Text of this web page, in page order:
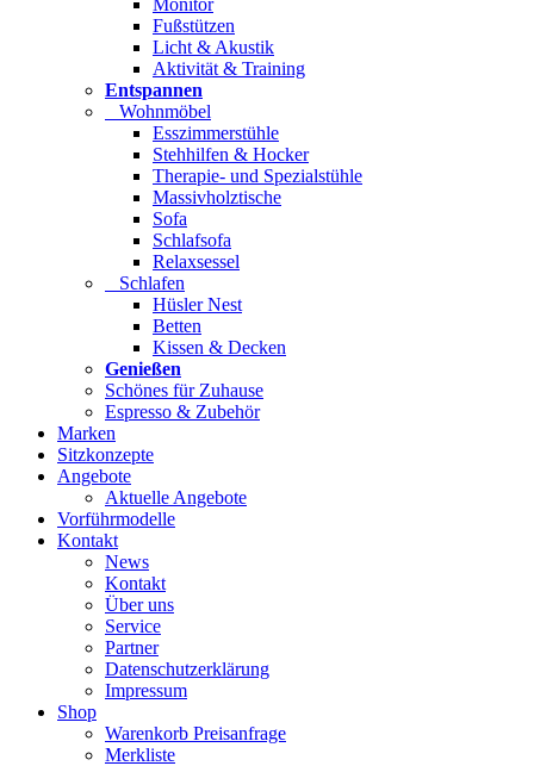
Monitor
Fußstützen
Licht & Akustik
Aktivität & Training
Entspannen
Wohnmöbel
Esszimmerstühle
Stehhilfen & Hocker
Therapie- und Spezialstühle
Massivholztische
Sofa
Schlafsofa
Relaxsessel
Schlafen
Hüsler Nest
Betten
Kissen & Decken
Genießen
Schönes für Zuhause
Espresso & Zubehör
Marken
Sitzkonzepte
Angebote
Aktuelle Angebote
Vorführmodelle
Kontakt
News
Kontakt
Über uns
Service
Partner
Datenschutzerklärung
Impressum
Shop
Warenkorb Preisanfrage
Merkliste